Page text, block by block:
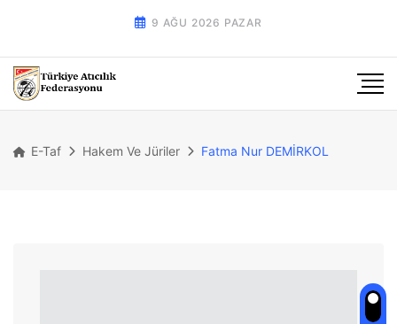
9 AĞU 2026 PAZAR
E-Taf Hakem Ve Jüriler Fatma Nur DEMİRKOL